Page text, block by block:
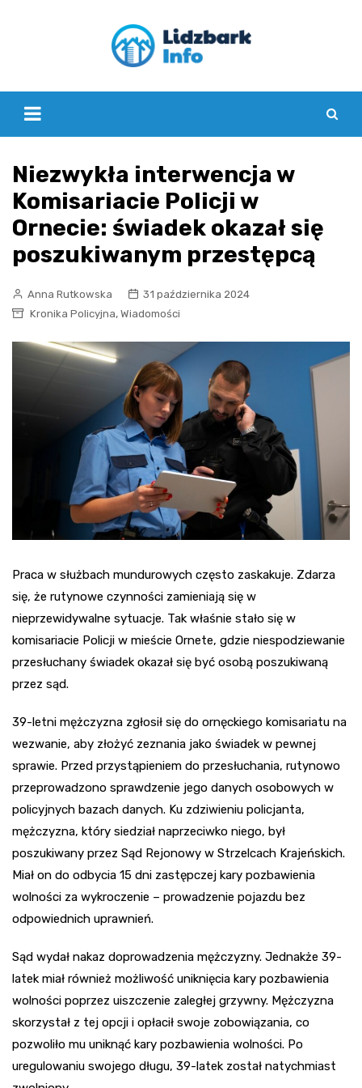
Niezwykła interwencja w
Komisariacie Policji w
Ornecie: świadek okazał się
poszukiwanym przestępcą
Anna Rutkowska
31 października 2024
Kronika Policyjna, Wiadomości
Praca w służbach mundurowych często zaskakuje. Zdarza
się, że rutynowe czynności zamieniają się w
nieprzewidywalne sytuacje. Tak właśnie stało się w
komisariacie Policji w mieście Ornete, gdzie niespodziewanie
przesłuchany świadek okazał się być osobą poszukiwaną
przez sąd.
39-letni mężczyzna zgłosił się do ornęckiego komisariatu na
wezwanie, aby złożyć zeznania jako świadek w pewnej
sprawie. Przed przystąpieniem do przesłuchania, rutynowo
przeprowadzono sprawdzenie jego danych osobowych w
policyjnych bazach danych. Ku zdziwieniu policjanta,
mężczyzna, który siedział naprzeciwko niego, był
poszukiwany przez Sąd Rejonowy w Strzelcach Krajeńskich.
Miał on do odbycia 15 dni zastępczej kary pozbawienia
wolności za wykroczenie – prowadzenie pojazdu bez
odpowiednich uprawnień.
Sąd wydał nakaz doprowadzenia mężczyzny. Jednakże 39-
latek miał również możliwość uniknięcia kary pozbawienia
wolności poprzez uiszczenie zaległej grzywny. Mężczyzna
skorzystał z tej opcji i opłacił swoje zobowiązania, co
pozwoliło mu uniknąć kary pozbawienia wolności. Po
uregulowaniu swojego długu, 39-latek został natychmiast